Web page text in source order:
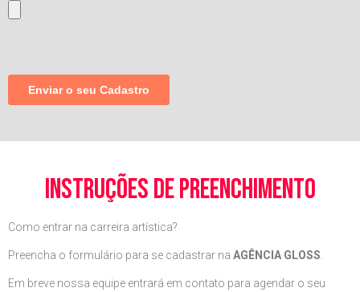
instruções de preenchimento
Como entrar na carreira artística?
Preencha o formulário para se cadastrar na AGÊNCIA GLOSS
Em breve nossa equipe entrará em contato para agendar o seu